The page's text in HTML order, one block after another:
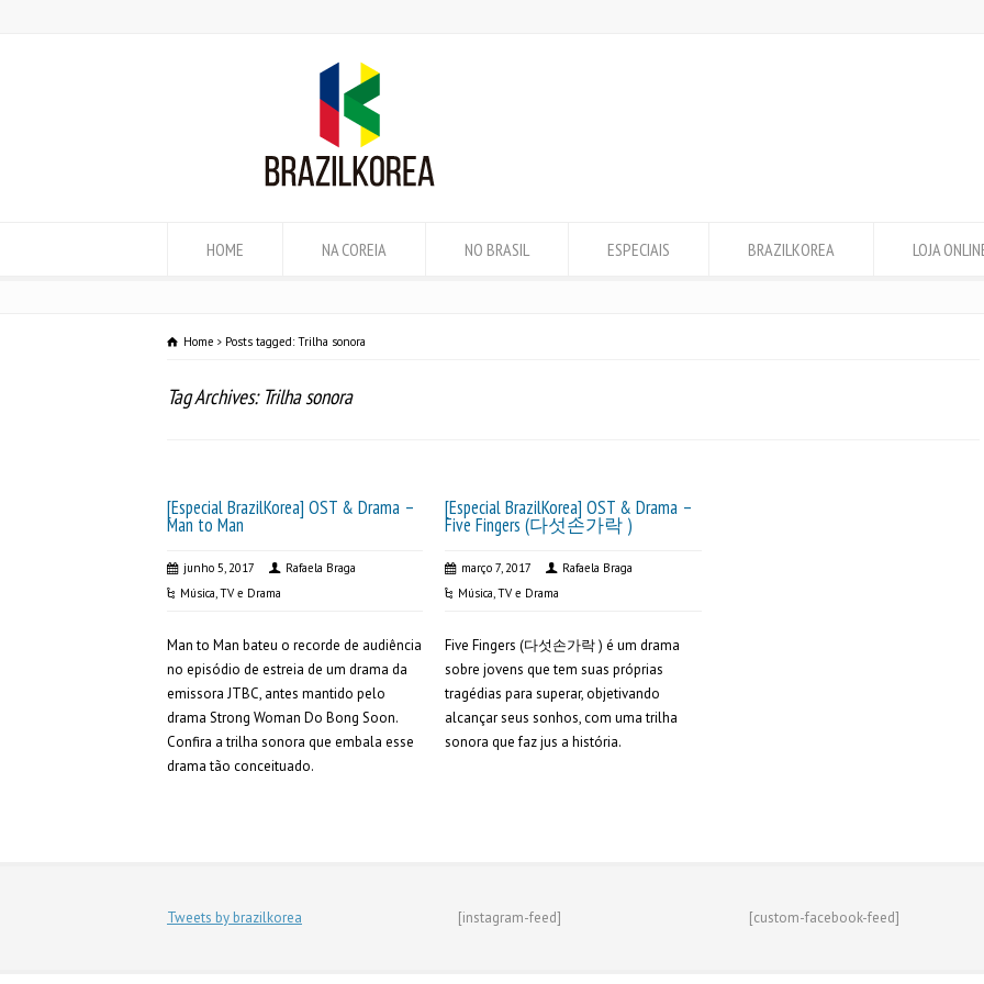
HOME NA COREIA NO BRASIL ESPECIAIS BRAZILKOREA LOJA
Home Posts tagged: Trilha sonora
Tag Archives: Trilha sonora
[Especial BrazilKorea] OST & Drama –
Man to Man
junho 5, 2017
Rafaela Braga
Música,TV e Drama
Man to Man bateu o recorde de audiência
no episódio de estreia de um drama da
emissora JTBC, antes mantido pelo
drama Strong Woman Do Bong Soon.
Confira a trilha sonora que embala esse
drama tão conceituado.
[Especial BrazilKorea] OST & Drama –
Five Fingers (다섯손가락 )
março 7, 2017
Rafaela Braga
Música,TV e Drama
Five Fingers (다섯손가락 ) é um drama
sobre jovens que tem suas próprias
tragédias para superar, objetivando
alcançar seus sonhos, com uma trilha
sonora que faz jus a história.
Tweets by brazilkorea [instagram-feed] [custom-facebook-feed]